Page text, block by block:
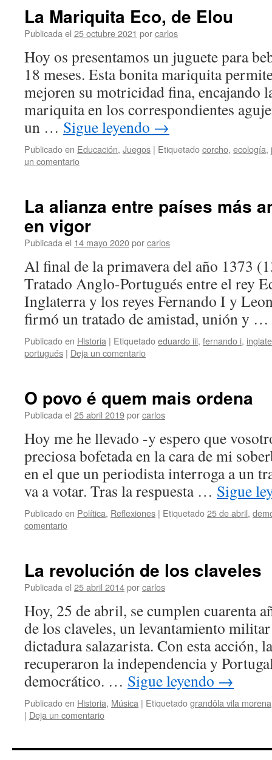
La Mariquita Eco, de Elou
Publicada el 25 octubre 2021 porcarlos
Hoy os presentamos un juguete para
18 meses. Esta bonita mariquita
mejoren su motricidad fina, encajando
mariquita en los correspondientes
un … Sigue leyendo →
Publicado en Educación, Juegos | Etiquetadocorcho, ecología,
un comentario
La alianza entre países más
en vigor
Publicada el 14 mayo 2020porcarlos
Al final de la primavera del año 1373
Tratado Anglo-Portugués entre el rey
Inglaterra y los reyes Fernando I y
firmó un tratado de amistad, unión y …
Publicado en Historia | Etiquetadoeduardo iii, fernando i,
portugués | Deja un comentario
O povo é quem mais ordena
Publicada el 25 abril 2019porcarlos
Hoy me he llevado -y espero que
preciosa bofetada en la cara de mi
en el que un periodista interroga a un
va a votar. Tras la respuesta … Sigue
Publicado en Política, Reflexiones | Etiquetado25 de abril,
comentario
La revolución de los claveles
Publicada el 25 abril 2014porcarlos
Hoy, 25 de abril, se cumplen cuarenta
de los claveles, un levantamiento
dictadura salazarista. Con esta acción,
recuperaron la independencia y
democrático. … Sigue leyendo →
Publicado en Historia, Música | Etiquetadograndôla vila morena
| Deja un comentario